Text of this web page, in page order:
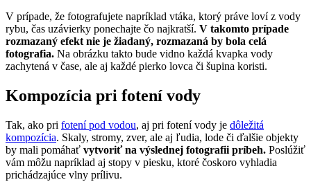
V prípade, že fotografujete napríklad vtáka, ktorý práve loví z vody
rybu, čas uzávierky ponechajte čo najkratší. V takomto prípade
rozmazaný efekt nie je žiadaný, rozmazaná by bola celá
fotografia. Na obrázku takto bude vidno každá kvapka vody
zachytená v čase, ale aj každé pierko lovca či šupina koristi.
Kompozícia pri fotení vody
Tak, ako pri fotení pod vodou, aj pri fotení vody je dôležitá
kompozícia. Skaly, stromy, zver, ale aj ľudia, lode či ďalšie objekty
by mali pomáhať vytvoriť na výslednej fotografii príbeh. Poslúžiť
vám môžu napríklad aj stopy v piesku, ktoré čoskoro vyhladia
prichádzajúce vlny prílivu.